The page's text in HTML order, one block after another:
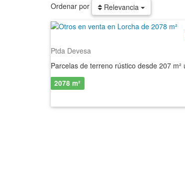
Ordenar por Relevancia
Ptda Devesa
2078 m²